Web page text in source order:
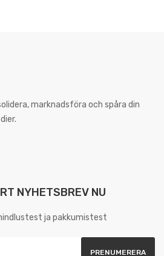
marknadsföra och spåra din
NYHETSBREV NU
ja pakkumistest